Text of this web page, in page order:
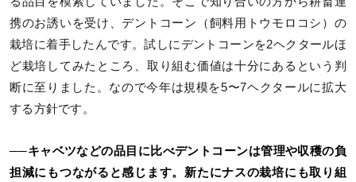
携のお誘いを受け、デントコーン（飼料用トウモロコシ）の
栽培に着手したんです。試しにデントコーンを2ヘクタールほ
ど栽培してみたところ、取り組む価値は十分にあるという判
断に至りました。なので今年は規模を5〜7ヘクタールに拡大
する方針です。
──キャベツなどの品目に比べデントコーンは管理や収穫の負
担減にもつながると感じます。新たにナスの栽培にも取り組